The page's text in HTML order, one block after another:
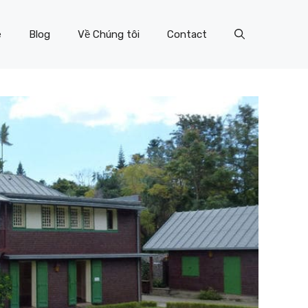
Blog Về Chúng tôi Contact